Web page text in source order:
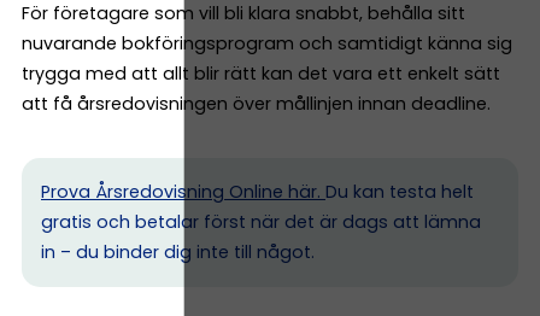
För företagare som vill bli klara snabbt, behålla sitt
nuvarande bokföringsprogram och samtidigt känna sig
trygga med att allt blir rätt kan det vara ett enkelt sätt
att få årsredovisningen över mållinjen innan deadline.
Prova Årsredovisning Online här. Du kan testa helt
gratis och betalar först när det är dags att lämna
in – du binder dig inte till något.